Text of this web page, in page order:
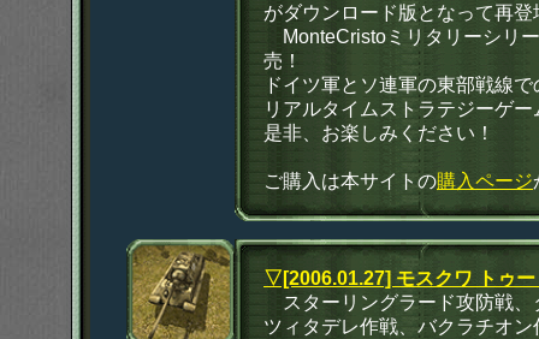
がダウンロード版となって再登
MonteCristoミリタリーシリ
売！
ドイツ軍とソ連軍の東部戦線
リアルタイムストラテジーゲー
是非、お楽しみください！
ご購入は本サイトの購入ページ
▽[2006.01.27] モスクワ トゥ
スターリングラード攻防戦、
ツィタデレ作戦、バクラチオ